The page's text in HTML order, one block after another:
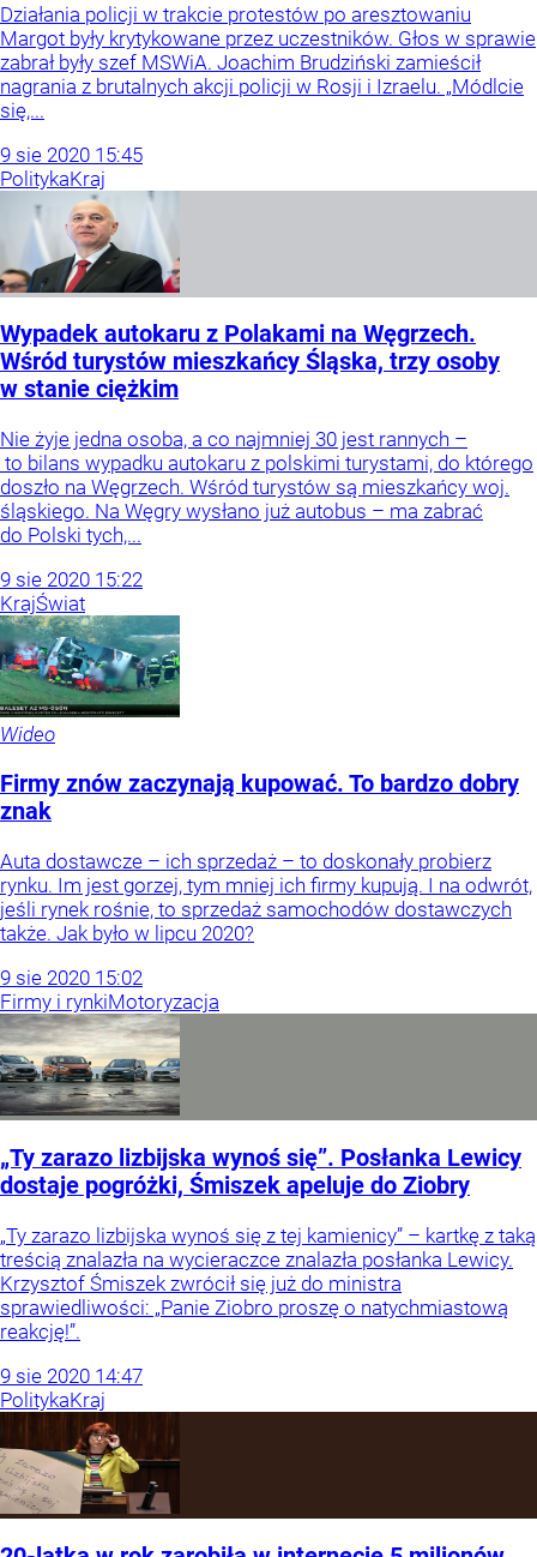
Działania policji w trakcie protestów po aresztowaniu
Margot były krytykowane przez uczestników. Głos w sprawie
zabrał były szef MSWiA. Joachim Brudziński zamieścił
nagrania z brutalnych akcji policji w Rosji i Izraelu. „Módlcie
się,...
9 sie 2020 15:45
PolitykaKraj
Wypadek autokaru z Polakami na Węgrzech.
Wśród turystów mieszkańcy Śląska, trzy osoby
w stanie ciężkim
Nie żyje jedna osoba, a co najmniej 30 jest rannych –
to bilans wypadku autokaru z polskimi turystami, do którego
doszło na Węgrzech. Wśród turystów są mieszkańcy woj.
śląskiego. Na Węgry wysłano już autobus – ma zabrać
do Polski tych,...
9 sie 2020 15:22
KrajŚwiat
Wideo
Firmy znów zaczynają kupować. To bardzo dobry
znak
Auta dostawcze – ich sprzedaż – to doskonały probierz
rynku. Im jest gorzej, tym mniej ich firmy kupują. I na odwrót,
jeśli rynek rośnie, to sprzedaż samochodów dostawczych
także. Jak było w lipcu 2020?
9 sie 2020 15:02
Firmy i rynkiMotoryzacja
„Ty zarazo lizbijska wynoś się”. Posłanka Lewicy
dostaje pogróżki, Śmiszek apeluje do Ziobry
„Ty zarazo lizbijska wynoś się z tej kamienicy” – kartkę z taką
treścią znalazła na wycieraczce znalazła posłanka Lewicy.
Krzysztof Śmiszek zwrócił się już do ministra
sprawiedliwości: „Panie Ziobro proszę o natychmiastową
reakcję!”.
9 sie 2020 14:47
PolitykaKraj